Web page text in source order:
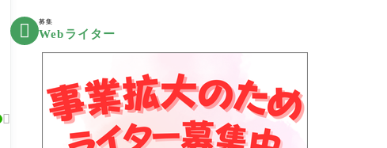

 募集
Webライター